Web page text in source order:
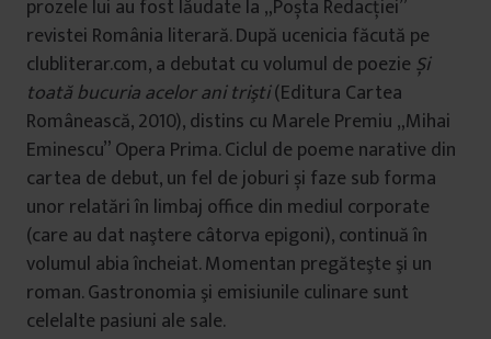
prozele lui au fost lăudate la „Poșta Redacţiei”
revistei România literară. După ucenicia făcută pe
clubliterar.com, a debutat cu volumul de poezie Și
toată bucuria acelor ani trişti(Editura Cartea
Românească, 2010), distins cu Marele Premiu „Mihai
Eminescu” Opera Prima. Ciclul de poeme narative din
cartea de debut, un fel de joburi și faze sub forma
unor relatări în limbaj office din mediul corporate
(care au dat naştere câtorva epigoni), continuă în
volumul abia încheiat. Momentan pregăteşte şi un
roman. Gastronomia şi emisiunile culinare sunt
celelalte pasiuni ale sale.